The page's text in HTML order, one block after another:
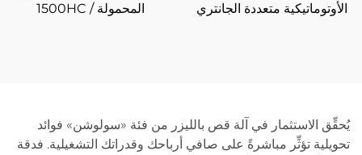
الأوتوماتيكية متعددة الجانتري
المحمولة 1500HC /
يُحقِّق الاستثمار في آلة قص بالليزر من فئة «سولوشن» فوائد
تحويلية تؤثِّر مباشرةً على صافي أرباحك وقدراتك التشغيلية. فدقة